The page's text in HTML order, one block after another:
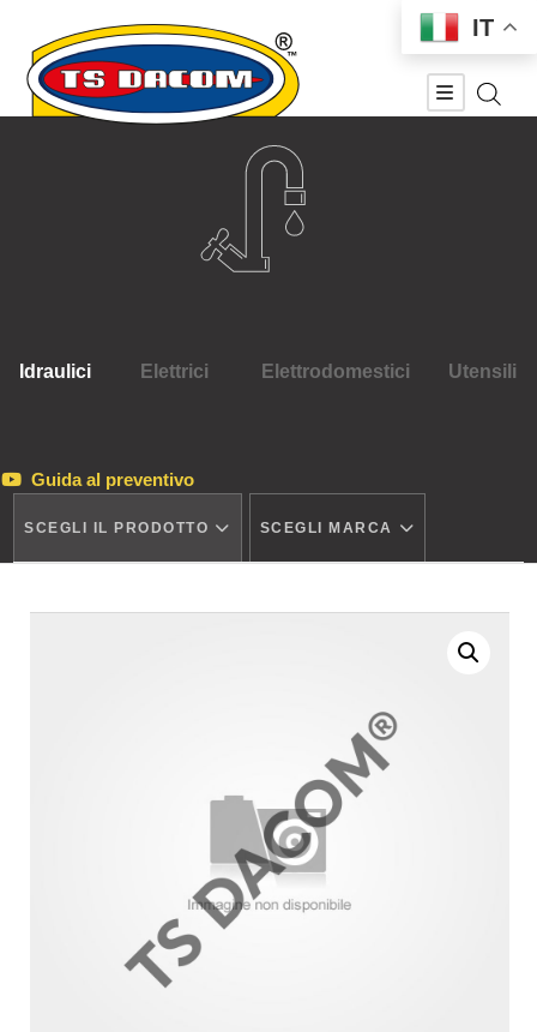
Idraulici Elettrici Elettrodomestici Utensili
Guida al preventivo
SCEGLI IL PRODOTTO SCEGLI MARCA
IT